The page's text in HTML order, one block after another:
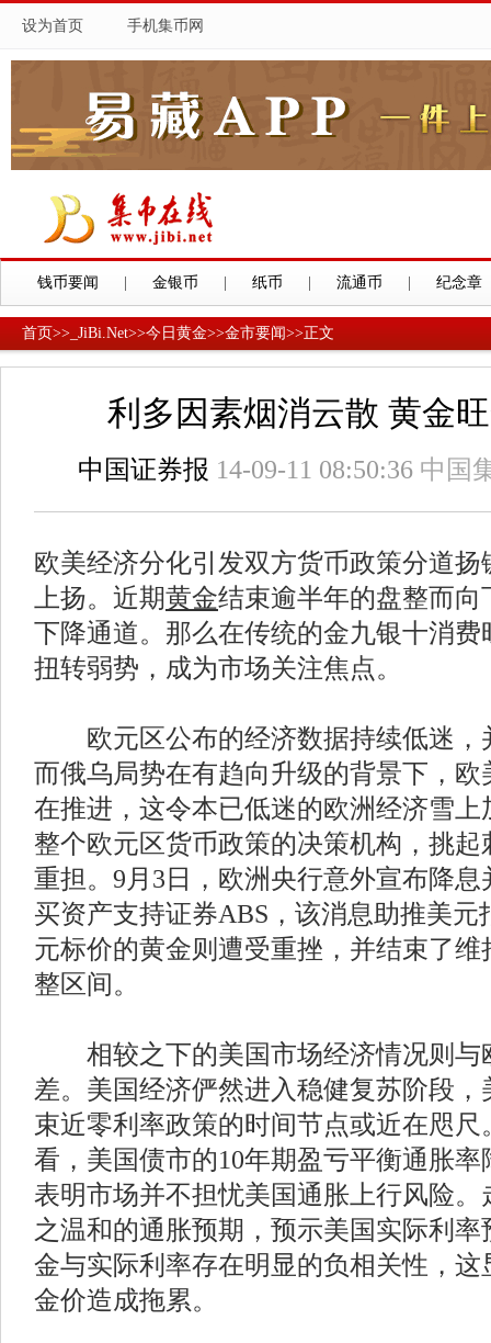
设为首页 手机集币网
钱币要闻 金银币 纸币 流通币 纪念章
首页>> _JiBi.Net>>今日黄金>>金市要闻>>正文
利多因素烟消云散 黄金
中国证券报 14-09-11 08:50:36 中国
欧美经济分化引发双方货币政策分道
上扬。近期黄金结束逾半年的盘整而
下降通道。那么在传统的金九银十消
扭转弱势，成为市场关注焦点。
欧元区公布的经济数据持续低迷，
而俄乌局势在有趋向升级的背景下，
在推进，这令本已低迷的欧洲经济雪
整个欧元区货币政策的决策机构，挑
重担。9月3日，欧洲央行意外宣布降
买资产支持证券ABS，该消息助推美元
元标价的黄金则遭受重挫，并结束了
整区间。
相较之下的美国市场经济情况则与
差。美国经济俨然进入稳健复苏阶段，
束近零利率政策的时间节点或近在咫
看，美国债市的10年期盈亏平衡通胀
表明市场并不担忧美国通胀上行风险
之温和的通胀预期，预示美国实际利
金与实际利率存在明显的负相关性，
金价造成拖累。